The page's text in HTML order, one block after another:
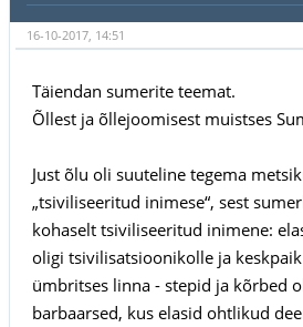
16-10-2017, 14:51
Täiendan sumerite teemat.
Õllest ja õllejoomisest muistses
Just õlu oli suuteline tegema
„tsiviliseeritud inimese“, sest
kohaselt tsiviliseeritud inimene:
oligi tsivilisatsioonikolle ja
ümbritses linna - stepid ja kõrbed
barbaarsed, kus elasid ohtlikud